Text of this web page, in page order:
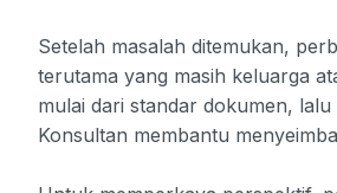
Setelah masalah ditemukan,
terutama yang masih keluarga
mulai dari standar dokumen,
Konsultan membantu